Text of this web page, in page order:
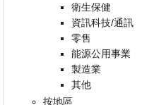
衛生保健
資訊科技/通訊
零售
能源公用事業
製造業
其他
按地區